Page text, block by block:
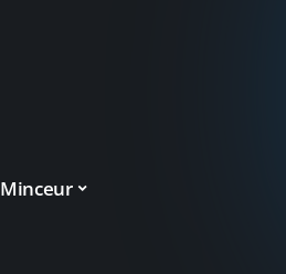
Minceur